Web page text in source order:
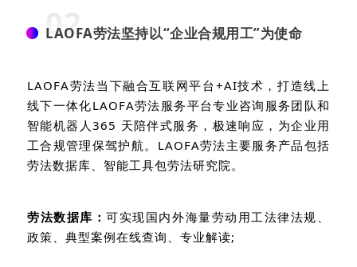
02
LAOFA劳法坚持以“企业合规用工”为使命
LAOFA劳法当下融合互联网平台+AI技术，打造线上
线下一体化LAOFA劳法服务平台专业咨询服务团队和
智能机器人365 天陪伴式服务，极速响应，为企业用
工合规管理保驾护航。 LAOFA劳法主要服务产品包括
劳法数据库、智能工具包劳法研究院。
劳法数据库：可实现国内外海量劳动用工法律法规、
政策、典型案例在线查询、专业解读;